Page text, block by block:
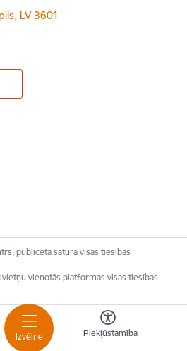
Izvēlne Piekļūstamība
LV 3601
publicētā satura visas tiesības
vienotās platformas visas tiesības